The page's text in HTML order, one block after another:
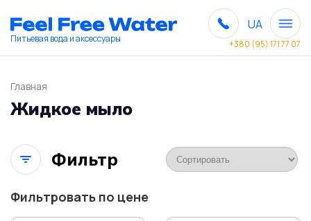
Питьевая вода и аксессуары
UA
+380 (95) 171 77 07
Главная
Жидкое мыло
Фильтр
Фильтровать по цене